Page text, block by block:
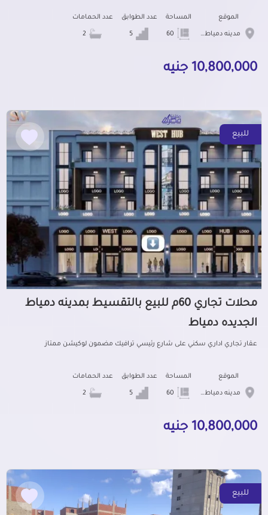
الموقع
مدينه دمياط الجديده
المساحة عدد الطوابق عدد الحمامات
10,800,000 جنيه
للبيع
محلات تجاري 60م للبيع بالتقسيط بمدينه دمياط
الجديده دمياط
عقار تجاري اداري سكني على شارع رئيسي ترافيك مضمون لوكيشن ممتاز
الموقع
مدينه دمياط الجديده
المساحة عدد الطوابق عدد الحمامات
10,800,000 جنيه
للبيع